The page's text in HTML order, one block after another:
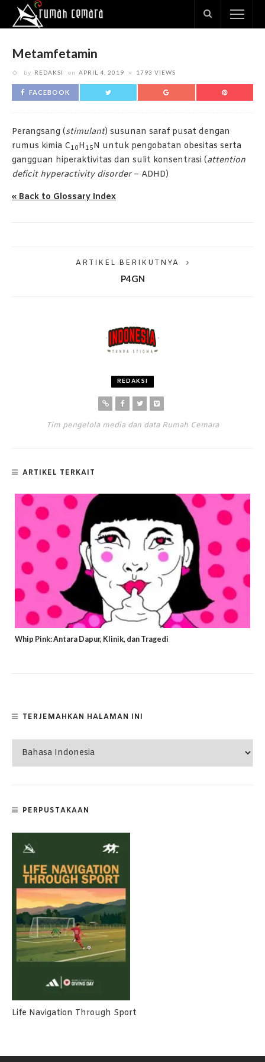
Metamfetamin
by REDAKSI on APRIL 4, 2019 1793 VIEWS
FACEBOOK
Perangsang (stimulant) susunan saraf pusat dengan
rumus kimia C10H15N untuk pengobatan obesitas serta
gangguan hiperaktivitas dan sulit konsentrasi (attention
deficit hyperactivity disorder– ADHD)
« Back to Glossary Index
ARTIKEL BERIKUTNYA
P4GN
REDAKSI
Tim pengelola media dan data Rumah Cemara
ARTIKEL TERKAIT
Whip Pink: Antara Dapur, Klinik, dan Tragedi
TERJEMAHKAN HALAMAN INI
PERPUSTAKAAN
Life Navigation Through Sport